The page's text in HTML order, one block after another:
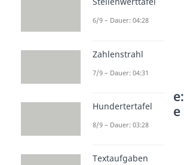
Weitere Inhalte:
Mathematische
Grundlagen
Binärsystem
6/9 – Dauer: 04:28
Zahlenstrahl
7/9 – Dauer: 04:31
Hundertertafel
8/9 – Dauer: 03:28
Textaufgaben